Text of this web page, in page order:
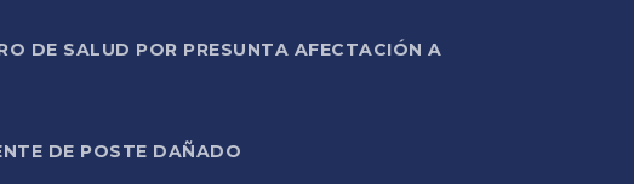
DE SALUD POR PRESUNTA AFECTACIÓN A
DE POSTE DAÑADO